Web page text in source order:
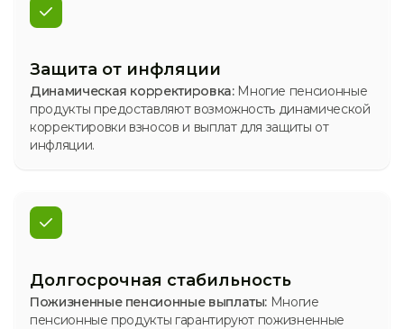
Защита от инфляции
Динамическая корректировка: Многие пенсионные
продукты предоставляют возможность динамической
корректировки взносов и выплат для защиты от
инфляции.
Долгосрочная стабильность
Пожизненные пенсионные выплаты: Многие
пенсионные продукты гарантируют пожизненные